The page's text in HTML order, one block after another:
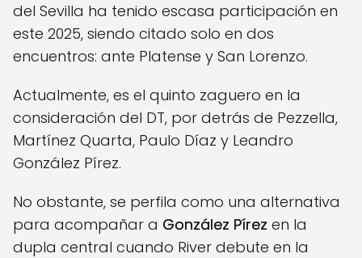
del Sevilla ha tenido escasa participación en
este 2025, siendo citado solo en dos
encuentros: ante Platense y San Lorenzo.
Actualmente, es el quinto zaguero en la
consideración del DT, por detrás de Pezzella,
Martínez Quarta, Paulo Díaz y Leandro
González Pírez.
No obstante, se perfila como una alternativa
para acompañar a González Pírez en la
dupla central cuando River debute en la